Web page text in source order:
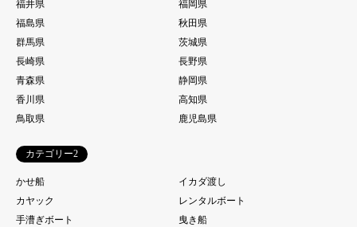
福井県
福岡県
福島県
秋田県
群馬県
茨城県
長崎県
長野県
青森県
静岡県
香川県
高知県
鳥取県
鹿児島県
カテゴリー2
かせ船
イカダ渡し
カヤック
レンタルボート
手漕ぎボート
曳き船